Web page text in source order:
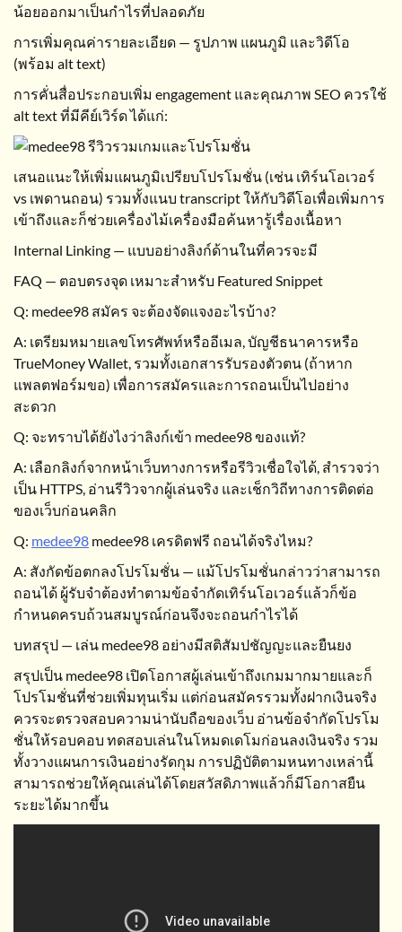
น้อยออกมาเป็นกำไรที่ปลอดภัย
การเพิ่มคุณค่ารายละเอียด — รูปภาพ แผนภูมิ และวิดีโอ
(พร้อม alt text)
การคั่นสื่อประกอบเพิ่ม engagement และคุณภาพ SEO ควรใช้
alt text ที่มีคีย์เวิร์ด ได้แก่:
เสนอแนะให้เพิ่มแผนภูมิเปรียบโปรโมชั่น (เช่น เทิร์นโอเวอร์
vs เพดานถอน) รวมทั้งแนบ transcript ให้กับวิดีโอเพื่อเพิ่มการ
เข้าถึงและก็ช่วยเครื่องไม้เครื่องมือค้นหารู้เรื่องเนื้อหา
Internal Linking — แบบอย่างลิงก์ด้านในที่ควรจะมี
FAQ — ตอบตรงจุด เหมาะสำหรับ Featured Snippet
Q: medee98 สมัคร จะต้องจัดแจงอะไรบ้าง?
A: เตรียมหมายเลขโทรศัพท์หรืออีเมล, บัญชีธนาคารหรือ
TrueMoney Wallet, รวมทั้งเอกสารรับรองตัวตน (ถ้าหาก
แพลตฟอร์มขอ) เพื่อการสมัครและการถอนเป็นไปอย่าง
สะดวก
Q: จะทราบได้ยังไงว่าลิงก์เข้า medee98 ของแท้?
A: เลือกลิงก์จากหน้าเว็บทางการหรือรีวิวเชื่อใจได้, สำรวจว่า
เป็น HTTPS, อ่านรีวิวจากผู้เล่นจริง และเช็กวิถีทางการติดต่อ
ของเว็บก่อนคลิก
Q: medee98 medee98 เครดิตฟรี ถอนได้จริงไหม?
A: สังกัดข้อตกลงโปรโมชั่น — แม้โปรโมชั่นกล่าวว่าสามารถ
ถอนได้ ผู้รับจำต้องทำตามข้อจำกัดเทิร์นโอเวอร์แล้วก็ข้อ
กำหนดครบถ้วนสมบูรณ์ก่อนจึงจะถอนกำไรได้
บทสรุป — เล่น medee98 อย่างมีสติสัมปชัญญะและยืนยง
สรุปเป็น medee98 เปิดโอกาสผู้เล่นเข้าถึงเกมมากมายและก็
โปรโมชั่นที่ช่วยเพิ่มทุนเริ่ม แต่ก่อนสมัครรวมทั้งฝากเงินจริง
ควรจะตรวจสอบความน่านับถือของเว็บ อ่านข้อจำกัดโปรโม
ชั่นให้รอบคอบ ทดสอบเล่นในโหมดเดโมก่อนลงเงินจริง รวม
ทั้งวางแผนการเงินอย่างรัดกุม การปฏิบัติตามหนทางเหล่านี้
สามารถช่วยให้คุณเล่นได้โดยสวัสดิภาพแล้วก็มีโอกาสยืน
ระยะได้มากขึ้น